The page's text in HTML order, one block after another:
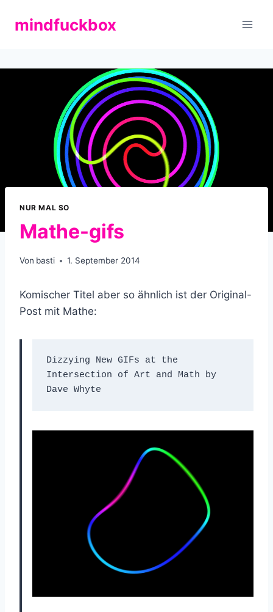
Inhaltmindfuckbox
NUR MAL SO
Mathe-gifs
Von basti 1. September 2014
Komischer Titel aber so ähnlich ist der Original-
Post mit Mathe:
Dizzying New GIFs at the
Intersection of Art and Math by
Dave Whyte